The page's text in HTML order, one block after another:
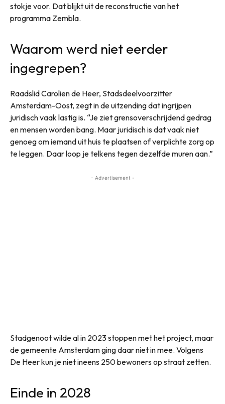
stokje voor. Dat blijkt uit de reconstructie van het
programma Zembla.
Waarom werd niet eerder
ingegrepen?
Raadslid Carolien de Heer, Stadsdeelvoorzitter
Amsterdam-Oost, zegt in de uitzending dat ingrijpen
juridisch vaak lastig is. “Je ziet grensoverschrijdend gedrag
en mensen worden bang. Maar juridisch is dat vaak niet
genoeg om iemand uit huis te plaatsen of verplichte zorg op
te leggen. Daar loop je telkens tegen dezelfde muren aan.”
- Advertisement -
Stadgenoot wilde al in 2023 stoppen met het project, maar
de gemeente Amsterdam ging daar niet in mee. Volgens
De Heer kun je niet ineens 250 bewoners op straat zetten.
Einde in 2028